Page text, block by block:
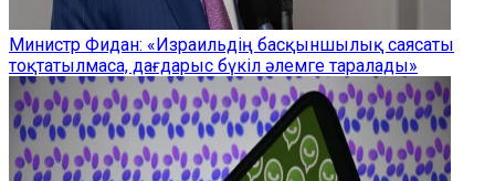
Министр Фидан: «Израильдің басқыншылық саясаты
тоқтатылмаса, дағдарыс бүкіл әлемге таралады»